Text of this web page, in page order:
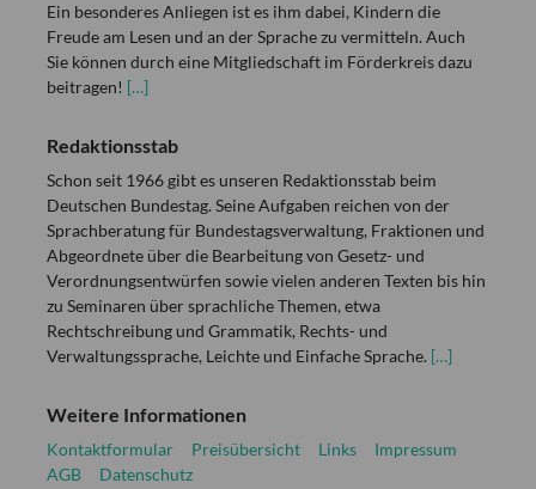
Ein besonderes Anliegen ist es ihm dabei, Kindern die
Freude am Lesen und an der Sprache zu vermitteln. Auch
Sie können durch eine Mitgliedschaft im Förderkreis dazu
beitragen! […]
Redaktionsstab
Schon seit 1966 gibt es unseren Redaktionsstab beim
Deutschen Bundestag. Seine Aufgaben reichen von der
Sprachberatung für Bundestagsverwaltung, Fraktionen und
Abgeordnete über die Bearbeitung von Gesetz- und
Verordnungsentwürfen sowie vielen anderen Texten bis hin
zu Seminaren über sprachliche Themen, etwa
Rechtschreibung und Grammatik, Rechts- und
Verwaltungssprache, Leichte und Einfache Sprache. […]
Weitere Informationen
Kontaktformular Preisübersicht Links
Impressum
AGB
Datenschutz